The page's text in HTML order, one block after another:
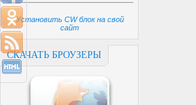
Установить CW блок на свой
сайт
СКАЧАТЬ БРОУЗЕРЫ